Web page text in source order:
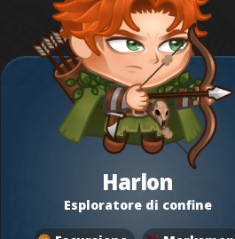
Harlon
Esploratore di confine